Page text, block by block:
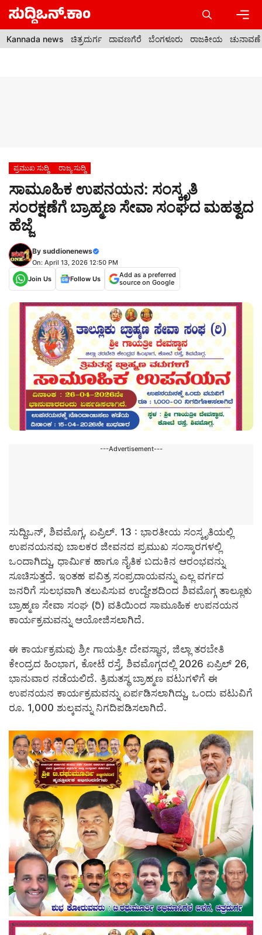
Skip
content
Kannada news ಚಿತ್ರದುರ್ಗ ದಾವಣಗೆರೆ ಬೆಂಗಳೂರು ರಾಜಕೀಯ ಚುನಾವಣೆ
ಪ್ರಮುಖ ಸುದ್ದಿ ರಾಜ್ಯ ಸುದ್ದಿ
ಸಾಮೂಹಿಕ ಉಪನಯನ: ಸಂಸ್ಕೃತಿ
ಸಂರಕ್ಷಣೆಗೆ ಬ್ರಾಹ್ಮಣ ಸೇವಾ ಸಂಘದ ಮಹತ್ವದ
ಹೆಜ್ಜೆ
By suddionenews
On: April 13, 2026 12:50 PM
Join Us
Follow Us
Add as a preferred
source on Google
---Advertisement---
ಸುದ್ದಿಒನ್, ಶಿವಮೊಗ್ಗ, ಏಪ್ರಿಲ್. 13 : ಭಾರತೀಯ ಸಂಸ್ಕೃತಿಯಲ್ಲಿ
ಉಪನಯನವು ಬಾಲಕರ ಜೀವನದ ಪ್ರಮುಖ ಸಂಸ್ಕಾರಗಳಲ್ಲಿ
ಒಂದಾಗಿದ್ದು, ಧಾರ್ಮಿಕ ಹಾಗೂ ನೈತಿಕ ಬದುಕಿನ ಆರಂಭವನ್ನು
ಸೂಚಿಸುತ್ತದೆ. ಇಂತಹ ಪವಿತ್ರ ಸಂಪ್ರದಾಯವನ್ನು ಎಲ್ಲ ವರ್ಗದ
ಜನರಿಗೆ ಸುಲಭವಾಗಿ ತಲುಪಿಸುವ ಉದ್ದೇಶದಿಂದ ಶಿವಮೊಗ್ಗ ತಾಲ್ಲೂಕು
ಬ್ರಾಹ್ಮಣ ಸೇವಾ ಸಂಘ (ರಿ) ವತಿಯಿಂದ ಸಾಮೂಹಿಕ ಉಪನಯನ
ಕಾರ್ಯಕ್ರಮವನ್ನು ಆಯೋಜಿಸಲಾಗಿದೆ.
ಈ ಕಾರ್ಯಕ್ರಮವು ಶ್ರೀ ಗಾಯತ್ರೀ ದೇವಸ್ಥಾನ, ಜಿಲ್ಲಾ ತರಬೇತಿ
ಕೇಂದ್ರದ ಹಿಂಭಾಗ, ಕೋಟೆ ರಸ್ತೆ, ಶಿವಮೊಗ್ಗದಲ್ಲಿ 2026 ಏಪ್ರಿಲ್ 26,
ಭಾನುವಾರ ನಡೆಯಲಿದೆ. ತ್ರಿಮತಸ್ಥ ಬ್ರಾಹ್ಮಣ ವಟುಗಳಿಗೆ ಈ
ಉಪನಯನ ಕಾರ್ಯಕ್ರಮವನ್ನು ಏರ್ಪಡಿಸಲಾಗಿದ್ದು, ಒಂದು ವಟುವಿಗೆ
ರೂ. 1,000 ಶುಲ್ಕವನ್ನು ನಿಗದಿಪಡಿಸಲಾಗಿದೆ.